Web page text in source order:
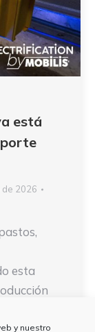
y nuestro
está
2026
esta